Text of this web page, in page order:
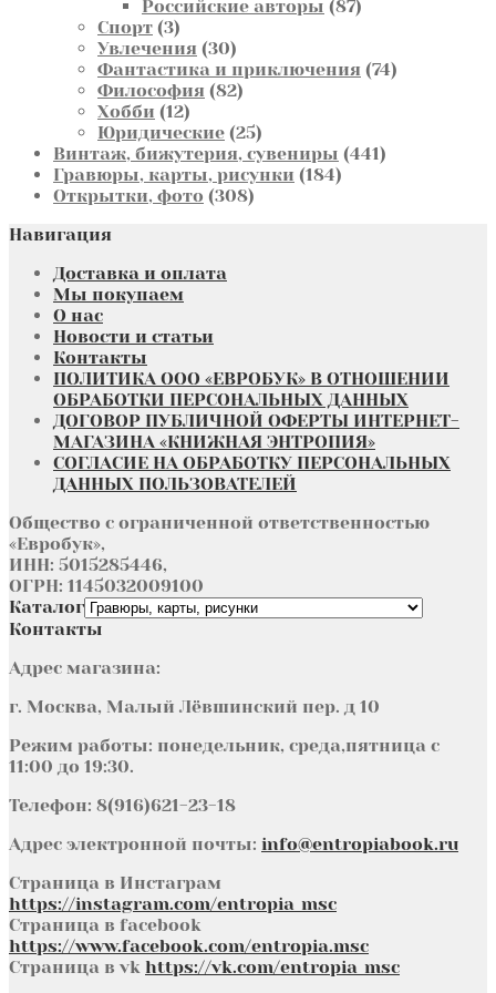
товаров
Российские авторы 8787
Спорт 33
товара
Увлечения 3030
товаров
Фантастика и приключения 7474
Философия 8282
Хобби 1212
товаров
Юридические 2525
товаров
Винтаж, бижутерия, сувениры 441441
Гравюры, карты, рисунки 184184
Открытки, фото 308308
Навигация
Доставка и оплата
Мы покупаем
О нас
Новости и статьи
Контакты
ПОЛИТИКА ООО «ЕВРОБУК» В ОТНОШЕНИИ
ОБРАБОТКИ ПЕРСОНАЛЬНЫХ ДАННЫХ
ДОГОВОР ПУБЛИЧНОЙ ОФЕРТЫ ИНТЕРНЕТ-
МАГАЗИНА «КНИЖНАЯ ЭНТРОПИЯ»
СОГЛАСИЕ НА ОБРАБОТКУ ПЕРСОНАЛЬНЫХ
ДАННЫХ ПОЛЬЗОВАТЕЛЕЙ
Общество с ограниченной ответственностью
«Евробук»,
ИНН: 5015285446,
ОГРН: 1145032009100
Каталог
Контакты
Адрес магазина:
г. Москва, Малый Лёвшинский пер. д 10
Режим работы: понедельник, среда,пятница с
11:00 до 19:30.
Телефон: 8(916)621-23-18
Адрес электронной почты: info@entropiabook.ru
Страница в Инстаграм
https://instagram.com/entropia_msc
Страница в facebook
https://www.facebook.com/entropia.msc
Страница в vk https://vk.com/entropia_msc